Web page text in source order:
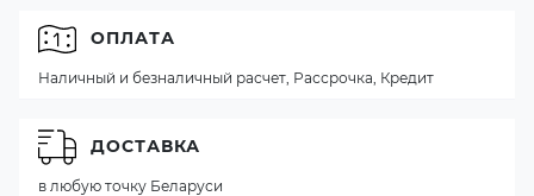
ОПЛАТА
Наличный и безналичный расчет, Рассрочка, Кредит
ДОСТАВКА
в любую точку Беларуси